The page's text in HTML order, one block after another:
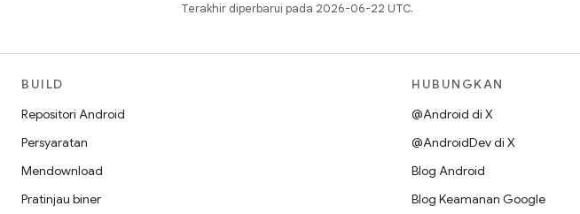
Terakhir diperbarui pada 2026-06-22 UTC.
BUILD
Repositori Android
Persyaratan
Mendownload
Pratinjau biner
HUBUNGKAN
@Android di X
@AndroidDev di X
Blog Android
Blog Keamanan Google